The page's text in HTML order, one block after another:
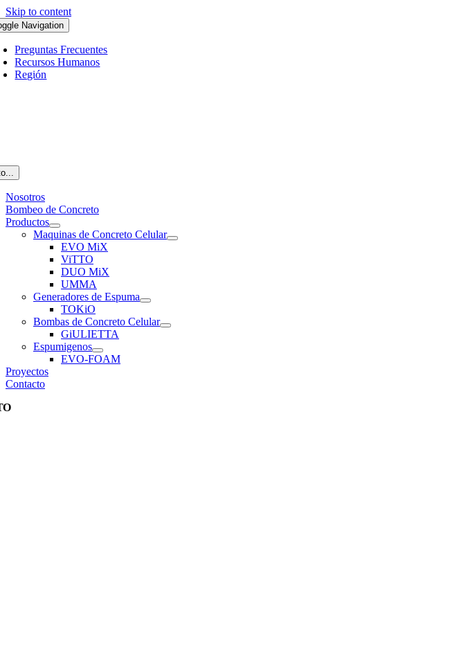
Skip to content
Navigation
Preguntas Frecuentes
Recursos Humanos
Región
Nosotros
Bombeo de Concreto
Productos
Maquinas de Concreto Celular
EVO MiX
ViTTO
DUO MiX
UMMA
Generadores de Espuma
TOKiO
Bombas de Concreto Celular
GiULIETTA
Espumigenos
EVO-FOAM
Proyectos
Contacto